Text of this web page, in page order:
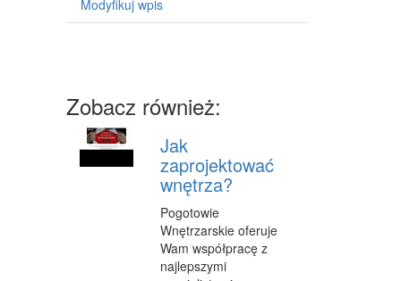
PRZEMYSŁ METALOWY
CZĘŚCI SAMOCHODOWE
WYNAJEM
USŁUGI MOTORYZACYJNE
SALONY, KOMISY
PUBLIC RELATIONS
Modyfikuj wpis
Zobacz również:
Jak
zaprojektować
wnętrza?
Pogotowie
Wnętrzarskie oferuje
Wam współpracę z
najlepszymi